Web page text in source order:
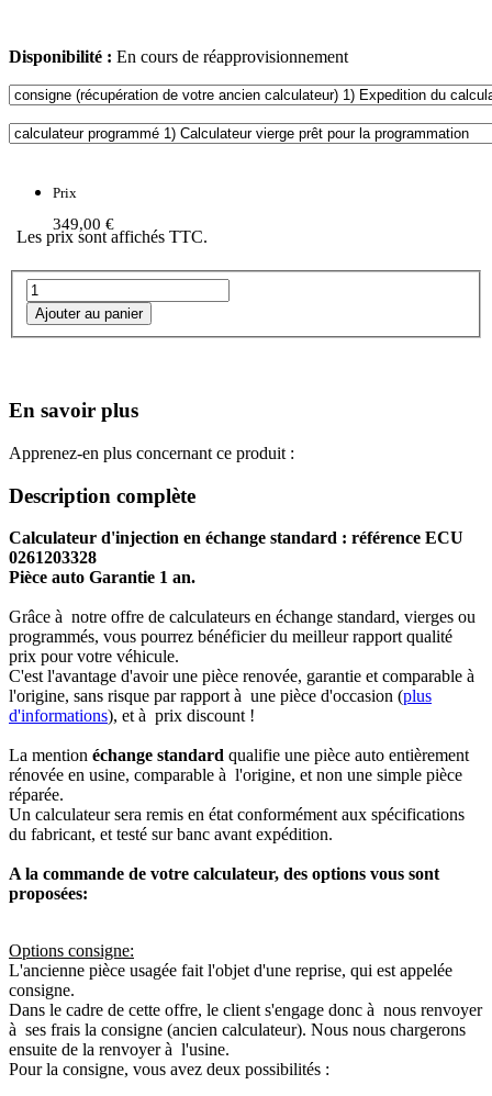
Disponibilité : En cours de réapprovisionnement
Prix
349,00 €
Les prix sont affichés TTC.
En savoir plus
Apprenez-en plus concernant ce produit :
Description complète
Calculateur d'injection en échange standard : référence ECU
0261203328
Pièce auto Garantie 1 an.
Grâce à notre offre de calculateurs en échange standard, vierges ou
programmés, vous pourrez bénéficier du meilleur rapport qualité
prix pour votre véhicule.
C'est l'avantage d'avoir une pièce renovée, garantie et comparable à
l'origine, sans risque par rapport à une pièce d'occasion (plus
d'informations), et à prix discount !
La mention échange standard qualifie une pièce auto entièrement
rénovée en usine, comparable à l'origine, et non une simple pièce
réparée.
Un calculateur sera remis en état conformément aux spécifications
du fabricant, et testé sur banc avant expédition.
A la commande de votre calculateur, des options vous sont
proposées:
Options consigne:
L'ancienne pièce usagée fait l'objet d'une reprise, qui est appelée
consigne.
Dans le cadre de cette offre, le client s'engage donc à nous renvoyer
à ses frais la consigne (ancien calculateur). Nous nous chargerons
ensuite de la renvoyer à l'usine.
Pour la consigne, vous avez deux possibilités :